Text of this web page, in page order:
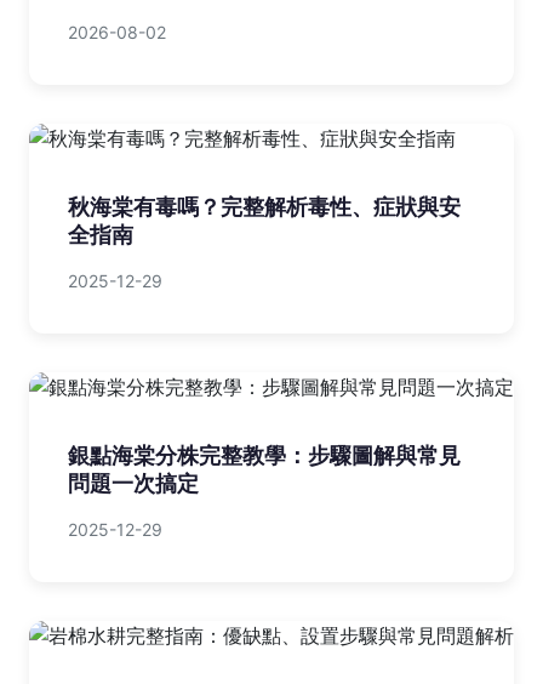
2026-08-02
秋海棠有毒嗎？完整解析毒性、症狀與安
全指南
2025-12-29
銀點海棠分株完整教學：步驟圖解與常見
問題一次搞定
2025-12-29